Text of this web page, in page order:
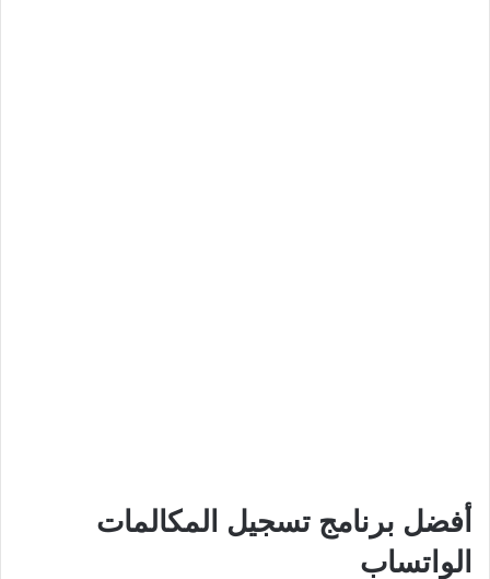
أفضل برنامج تسجيل المكالمات
الواتساب